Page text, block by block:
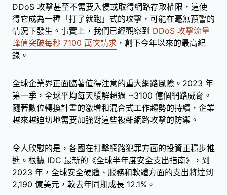
DDoS 攻擊甚至不需要入侵或取得網路存取權限，這使
得它成為一種「打了就跑」式的攻擊，可能在毫無預警的
情況下發生。事實上，我們已經觀察到 DDoS 攻擊流量
峰值突破每秒 7100 萬次請求 ，創下今年以來的最高紀
錄。
全球企業界正面臨著值得注意的重大網路風險。2023 年
第一季，全球平均每天緩解超過 ~3100 億個網路威脅。
隨著數位轉換計畫的激增和混合式工作趨勢的持續，企業
越來越迫切地需要加強對這些複雜網路攻擊的防禦。
令人欣慰的是，各國在打擊網路犯罪方面的投資正穩步推
進。根據 IDC 最新的《全球半年度安全支出指南》，到
2023 年，全球安全硬體、服務和軟體方面的支出將達到
2,190 億美元，較去年同期成長 12.1%。